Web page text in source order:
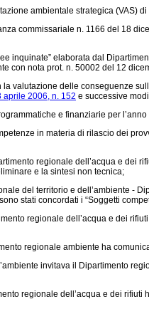
ambientale strategica (VAS)
commissariale n. 1166 del 18
inquinate” elaborata dal
con nota prot. n. 50002 del 12
valutazione delle conseguenze
aprile 2006, n. 152 e successive
e finanziarie per l’anno
in materia di rilascio dei
regionale dell’acqua e dei
e la sintesi non tecnica;
del territorio e dell’ambiente -
stati concordati i “Soggetti
regionale dell’acqua e dei
regionale ambiente ha
invitava il Dipartimento
regionale dell’acqua e dei